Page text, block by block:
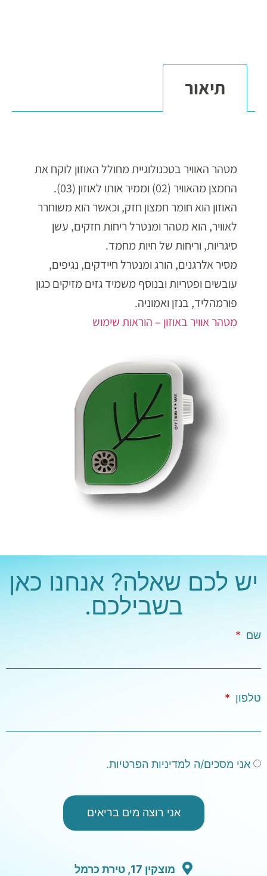
תיאור
מטהר האוויר בטכנולוגיית מחולל האוזון לוקח את
החמצן מהאוויר (02) וממיר אותו לאוזון (03).
האוזון הוא חומר חמצון חזק, וכאשר הוא משוחרר
לאוויר, הוא מטהר ומנטרל ריחות חזקים, עשן
סיגריות, וריחות של חיות מחמד.
מסיר אלרגנים, הורג ומנטרל חיידקים, נגיפים,
עובשים ופטריות ובנוסף משמיד גזים מזיקים כגון
פורמהליד, בנזן ואמוניה.
מטהר אוויר באוזון – הוראות שימוש
יש לכם שאלה? אנחנו כאן
בשבילכם.
שם
טלפון
אני מסכים/ה למדיניות הפרטיות.
אני רוצה מים בריאים
מוצקין 17, טירת כרמל